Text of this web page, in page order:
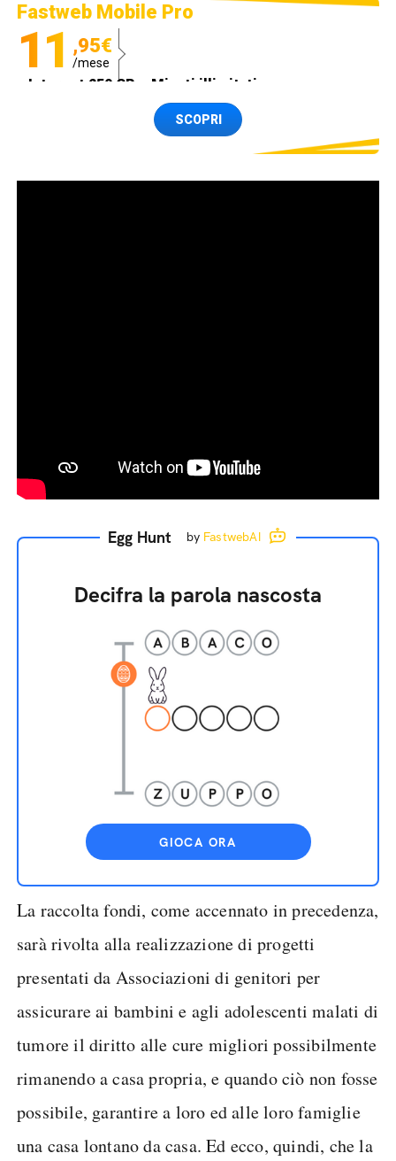
Fastweb Mobile Pro
11 ,95€
/mese
Internet 250 GB e Minuti illimitati
Spedizione SIM GRATISSCOPRI
Egg Hunt by FastwebAI
Decifra la parola nascosta
GIOCA ORA
La raccolta fondi, come accennato in precedenza,
sarà rivolta alla realizzazione di progetti
presentati da Associazioni di genitori per
assicurare ai bambini e agli adolescenti malati di
tumore il diritto alle cure migliori possibilmente
rimanendo a casa propria, e quando ciò non fosse
possibile, garantire a loro ed alle loro famiglie
una casa lontano da casa. Ed ecco, quindi, che la